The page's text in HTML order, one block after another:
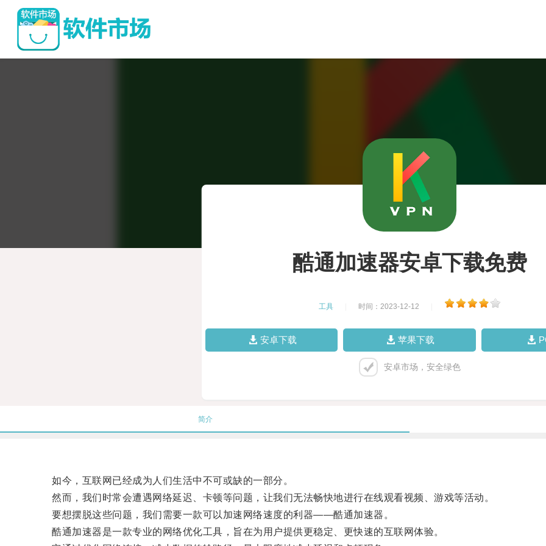
酷通加速器安卓下载免费
工具 时间：2023-12-12
安卓下载 苹果下载
安卓市场，安全绿色
简介
如今，互联网已经成为人们生活中不可或缺的一部分。
然而，我们时常会遭遇网络延迟、卡顿等问题，让我们无法畅快地进行在线观看视频、游戏等活动。
要想摆脱这些问题，我们需要一款可以加速网络速度的利器——酷通加速器。
酷通加速器是一款专业的网络优化工具，旨在为用户提供更稳定、更快速的互联网体验。